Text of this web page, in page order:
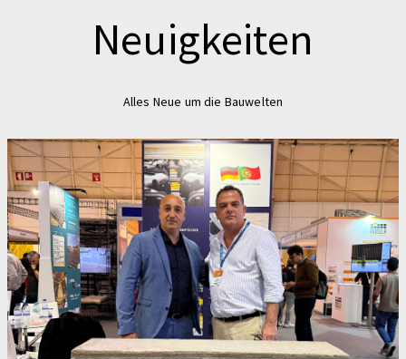
Neuigkeiten
Alles Neue um die Bauwelten